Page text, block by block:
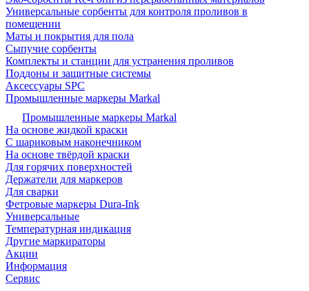
Универсальные сорбенты для контроля проливов в
помещении
Маты и покрытия для пола
Сыпучие сорбенты
Комплекты и станции для устранения проливов
Поддоны и защитные системы
Аксессуары SPC
Промышленные маркеры Markal
Промышленные маркеры Markal
На основе жидкой краски
С шариковым наконечником
На основе твёрдой краски
Для горячих поверхностей
Держатели для маркеров
Для сварки
Фетровые маркеры Dura-Ink
Универсальные
Температурная индикация
Другие маркираторы
Акции
Информация
Сервис